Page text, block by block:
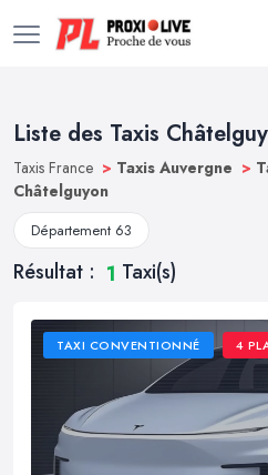
Liste des Taxis
Taxis France > Taxis Auvergne >
Châtelguyon
Département 63
Résultat : 1 Taxi(s)
TAXI CONVENTIONNÉ 4